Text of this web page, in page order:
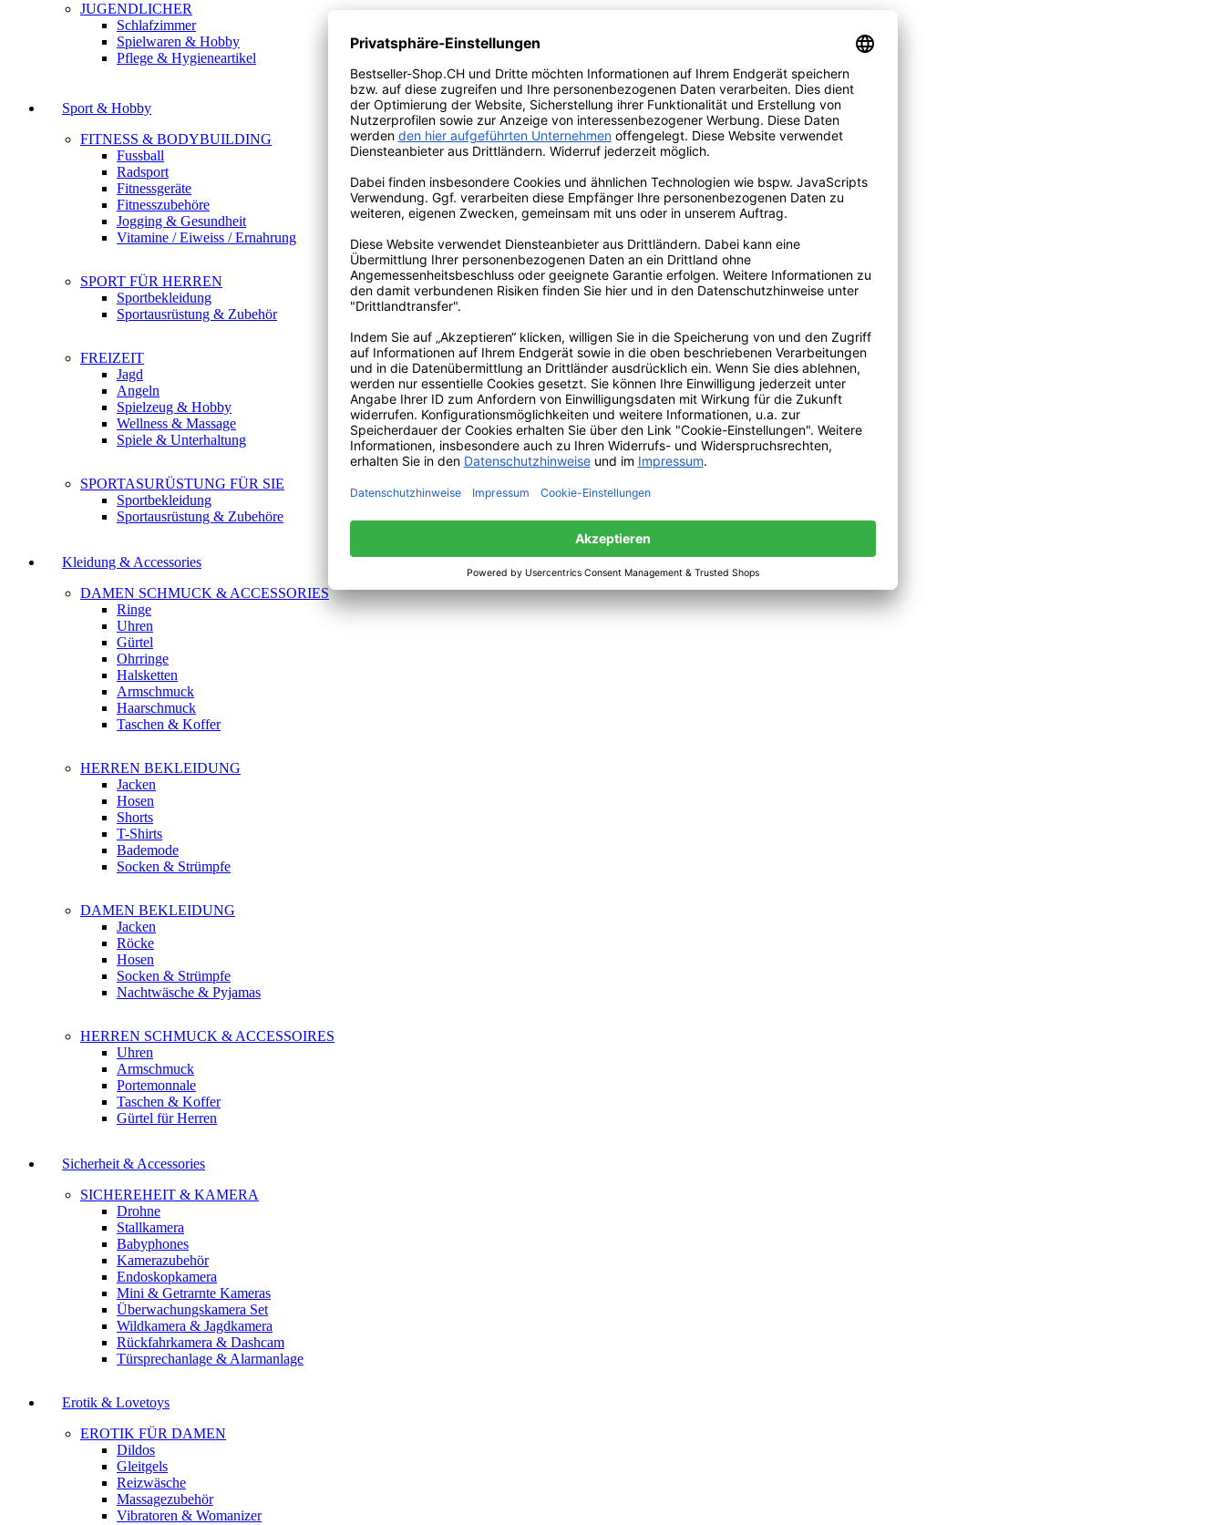
JUGENDLICHER
Schlafzimmer
Spielwaren & Hobby
Pflege & Hygieneartikel
Sport & Hobby
FITNESS & BODYBUILDING
Fussball
Radsport
Fitnessgeräte
Fitnesszubehöre
Jogging & Gesundheit
Vitamine / Eiweiss / Ernahrung
SPORT FÜR HERREN
Sportbekleidung
Sportausrüstung & Zubehör
FREIZEIT
Jagd
Angeln
Spielzeug & Hobby
Wellness & Massage
Spiele & Unterhaltung
SPORTASURÜSTUNG FÜR SIE
Sportbekleidung
Sportausrüstung & Zubehöre
Kleidung & Accessories
DAMEN SCHMUCK & ACCESSORIES
Ringe
Uhren
Gürtel
Ohrringe
Halsketten
Armschmuck
Haarschmuck
Taschen & Koffer
HERREN BEKLEIDUNG
Jacken
Hosen
Shorts
T-Shirts
Bademode
Socken & Strümpfe
DAMEN BEKLEIDUNG
Jacken
Röcke
Hosen
Socken & Strümpfe
Nachtwäsche & Pyjamas
HERREN SCHMUCK & ACCESSOIRES
Uhren
Armschmuck
Portemonnale
Taschen & Koffer
Gürtel für Herren
Sicherheit & Accessories
SICHEREHEIT & KAMERA
Drohne
Stallkamera
Babyphones
Kamerazubehör
Endoskopkamera
Mini & Getrarnte Kameras
Überwachungskamera Set
Wildkamera & Jagdkamera
Rückfahrkamera & Dashcam
Türsprechanlage & Alarmanlage
Erotik & Lovetoys
EROTIK FÜR DAMEN
Dildos
Gleitgels
Reizwäsche
Massagezubehör
Vibratoren & Womanizer